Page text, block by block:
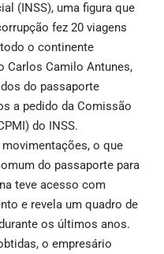
(INSS), uma figura que
fez 20 viagens
o continente
Carlos Camilo Antunes,
do passaporte
a pedido da Comissão
do INSS.
o que
do passaporte para
teve acesso com
e revela um quadro de
os últimos anos.
o empresário